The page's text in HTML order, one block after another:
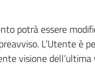
potrà essere
L’Utente è
visione